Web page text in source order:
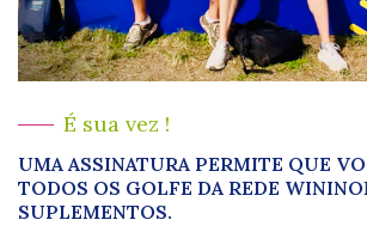
É sua vez !
UMA ASSINATURA PERMITE QUE
TODOS OS GOLFE DA REDE
SUPLEMENTOS.